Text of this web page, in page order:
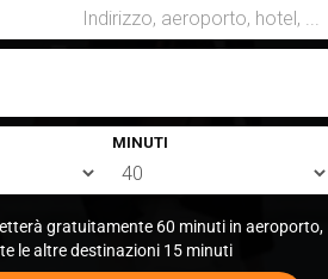
MINUTI
gratuitamente 60 minuti in aeroporto,
le altre destinazioni 15 minuti